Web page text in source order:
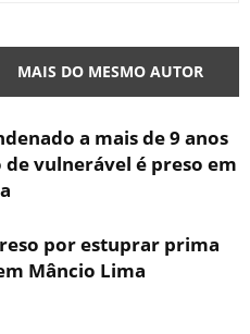
MAIS DO MESMO AUTOR
a mais de 9 anos
vulnerável é preso em
por estuprar prima
Mâncio Lima